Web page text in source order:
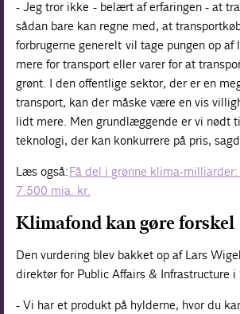
- Jeg tror ikke - belært af erfaringen - at
sådan bare kan regne med, at
forbrugerne generelt vil tage pungen op af
mere for transport eller varer for at
grønt. I den offentlige sektor, der er en
transport, kan der måske være en vis
lidt mere. Men grundlæggende er vi nødt
teknologi, der kan konkurrere på pris,
Læs også:Få del i grønne klima-milliarder:
7.500 mia. kr.
Klimafond kan gøre forskel
Den vurdering blev bakket op af Lars
direktør for Public Affairs & Infrastructure i
- Vi har et produkt på hylderne, hvor du